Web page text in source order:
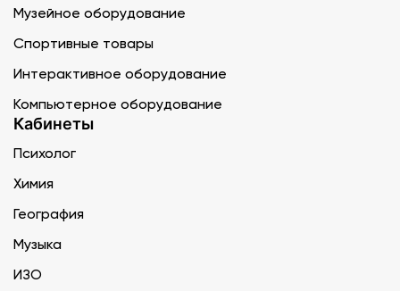
Музейное оборудование
Спортивные товары
Интерактивное оборудование
Компьютерное оборудование
Кабинеты
Психолог
Химия
География
Музыка
ИЗО